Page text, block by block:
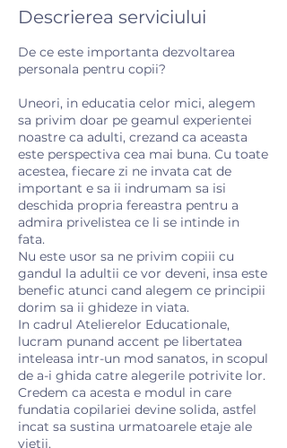
Descrierea serviciului
De ce este importanta dezvoltarea
personala pentru copii?
Uneori, in educatia celor mici, alegem
sa privim doar pe geamul experientei
noastre ca adulti, crezand ca aceasta
este perspectiva cea mai buna. Cu toate
acestea, fiecare zi ne invata cat de
important e sa ii indrumam sa isi
deschida propria fereastra pentru a
admira privelistea ce li se intinde in
fata.
Nu este usor sa ne privim copiii cu
gandul la adultii ce vor deveni, insa este
benefic atunci cand alegem ce principii
dorim sa ii ghideze in viata.
In cadrul Atelierelor Educationale,
lucram punand accent pe libertatea
inteleasa intr-un mod sanatos, in scopul
de a-i ghida catre alegerile potrivite lor.
Credem ca acesta e modul in care
fundatia copilariei devine solida, astfel
incat sa sustina urmatoarele etaje ale
vietii.